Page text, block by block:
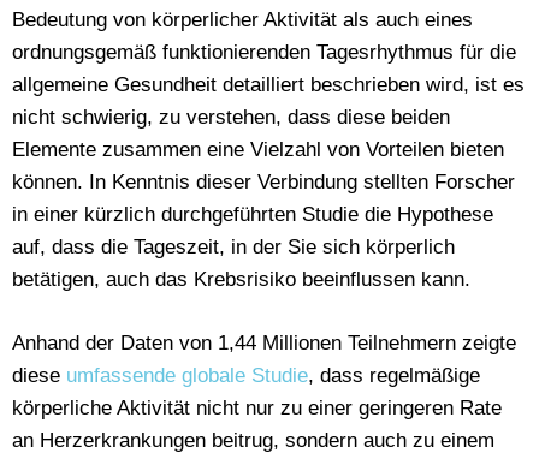
Bedeutung von körperlicher Aktivität als auch eines
ordnungsgemäß funktionierenden Tagesrhythmus für die
allgemeine Gesundheit detailliert beschrieben wird, ist es
nicht schwierig, zu verstehen, dass diese beiden
Elemente zusammen eine Vielzahl von Vorteilen bieten
können. In Kenntnis dieser Verbindung stellten Forscher
in einer kürzlich durchgeführten Studie die Hypothese
auf, dass die Tageszeit, in der Sie sich körperlich
betätigen, auch das Krebsrisiko beeinflussen kann.
Anhand der Daten von 1,44 Millionen Teilnehmern zeigte
diese umfassende globale Studie, dass regelmäßige
körperliche Aktivität nicht nur zu einer geringeren Rate
an Herzerkrankungen beitrug, sondern auch zu einem